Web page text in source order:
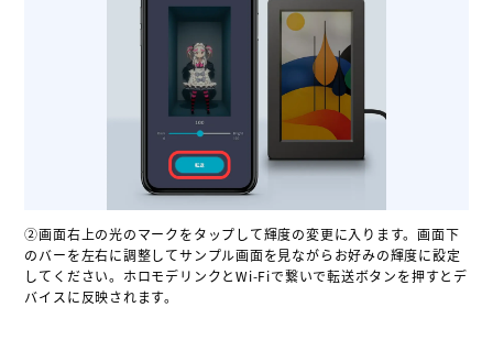
②画面右上の光のマークをタップして輝度の変更に入ります。画面下
のバーを左右に調整してサンプル画面を見ながらお好みの輝度に設定
してください。ホロモデリンクとWi-Fiで繋いで転送ボタンを押すとデ
バイスに反映されます。